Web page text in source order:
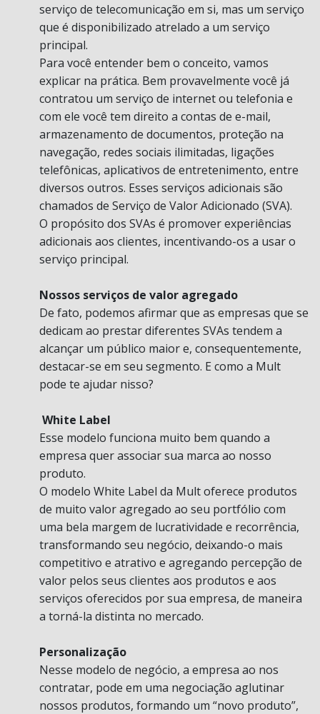
serviço de telecomunicação em si, mas um serviço
que é disponibilizado atrelado a um serviço
principal.
Para você entender bem o conceito, vamos
explicar na prática. Bem provavelmente você já
contratou um serviço de internet ou telefonia e
com ele você tem direito a contas de e-mail,
armazenamento de documentos, proteção na
navegação, redes sociais ilimitadas, ligações
telefônicas, aplicativos de entretenimento, entre
diversos outros. Esses serviços adicionais são
chamados de Serviço de Valor Adicionado (SVA).
O propósito dos SVAs é promover experiências
adicionais aos clientes, incentivando-os a usar o
serviço principal.
Nossos serviços de valor agregado
De fato, podemos afirmar que as empresas que se
dedicam ao prestar diferentes SVAs tendem a
alcançar um público maior e, consequentemente,
destacar-se em seu segmento. E como a Mult
pode te ajudar nisso?
White Label
Esse modelo funciona muito bem quando a
empresa quer associar sua marca ao nosso
produto.
O modelo White Label da Mult oferece produtos
de muito valor agregado ao seu portfólio com
uma bela margem de lucratividade e recorrência,
transformando seu negócio, deixando-o mais
competitivo e atrativo e agregando percepção de
valor pelos seus clientes aos produtos e aos
serviços oferecidos por sua empresa, de maneira
a torná-la distinta no mercado.
Personalização
Nesse modelo de negócio, a empresa ao nos
contratar, pode em uma negociação aglutinar
nossos produtos, formando um “novo produto”,